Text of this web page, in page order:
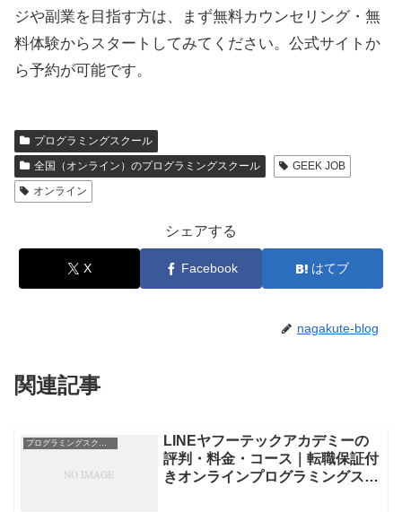
ジや副業を目指す方は、まず無料カウンセリング・無
料体験からスタートしてみてください。公式サイトか
ら予約が可能です。
プログラミングスクール
全国（オンライン）のプログラミングスクール
GEEK JOB
オンライン
シェアする
X Facebook はてブ
nagakute-blog
関連記事
プログラミングスクール
LINEヤフーテックアカデミーの
評判・料金・コース｜転職保証付
きオンラインプログラミングスク